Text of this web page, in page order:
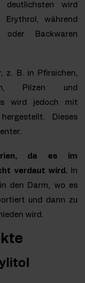
wird
während
Backwaren
z. B. in Pfirsichen,
Pilzen und
wird jedoch mit
Dieses
da es im
verdaut wird.In
den Darm, wo es
und dann zu
wird.